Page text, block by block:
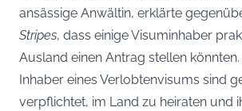
ansässige Anwältin, erklärte
Stripes, dass einige Visuminhaber
Ausland einen Antrag stellen könnten.
Inhaber eines Verlobtenvisums sind
verpflichtet, im Land zu heiraten und